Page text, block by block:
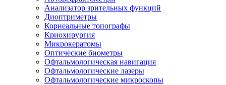
Анализатор зрительных функций
Диоптриметры
Корнеальные топографы
Криохирургия
Микрокератомы
Оптические биометры
Офтальмологическая навигация
Офтальмологические лазеры
Офтальмологические микроскопы